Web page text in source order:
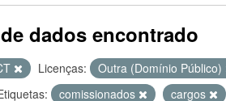
dados encontrado
Licenças: Outra (Domínio Público)
comissionados cargos